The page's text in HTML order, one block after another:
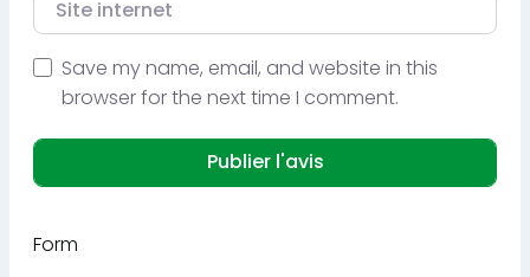
Save my name, email, and website in this
browser for the next time I comment.
Form